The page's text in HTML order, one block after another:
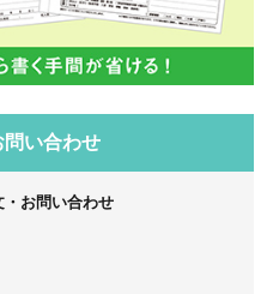
問い合わせ
・お問い合わせ